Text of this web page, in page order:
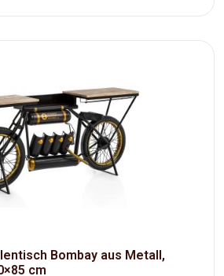
Bombay aus Metall,
cm